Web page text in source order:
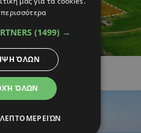
Περιοχές
(1499) →
ΌΛΩΝ
ΌΛΩΝ